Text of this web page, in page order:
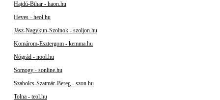
Hajdú-Bihar - haon.hu
Heves - heol.hu
Jász-Nagykun-Szolnok - szoljon.hu
Komárom-Esztergom - kemma.hu
Nógrád - nool.hu
Somogy - sonline.hu
Szabolcs-Szatmár-Bereg - szon.hu
Tolna - teol.hu